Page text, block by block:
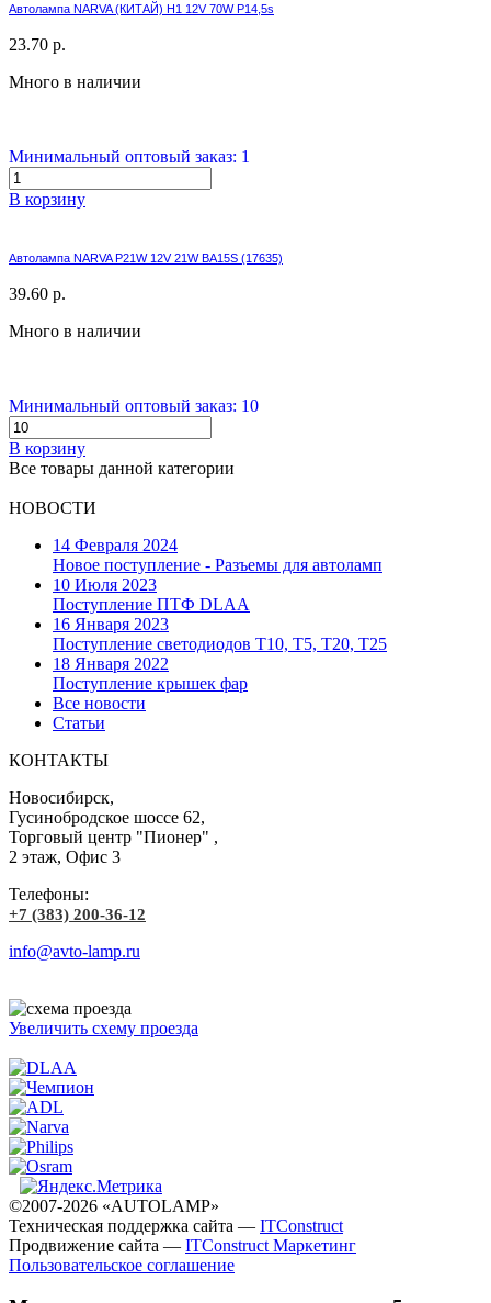
Автолампа NARVA (КИТАЙ) H1 12V 70W P14,5s
23.70 р.
Много в наличии
Минимальный оптовый заказ: 1
В корзину
Автолампа NARVA P21W 12V 21W BA15S (17635)
39.60 р.
Много в наличии
Минимальный оптовый заказ: 10
В корзину
Все товары данной категории
НОВОСТИ
14 Февраля 2024
Новое поступление - Разъемы для автоламп
10 Июля 2023
Поступление ПТФ DLAA
16 Января 2023
Поступление светодиодов T10, T5, T20, T25
18 Января 2022
Поступление крышек фар
Все новости
Статьи
КОНТАКТЫ
Новосибирск,
Гусинобродское шоссе 62,
Торговый центр "Пионер" ,
2 этаж, Офис 3
Телефоны:
+7 (383) 200-36-12
info@avto-lamp.ru
Увеличить схему проезда
©2007-2026 «AUTOLAMP»
Техническая поддержка сайта — ITConstruct
Продвижение сайта — ITConstruct Маркетинг
Пользовательское соглашение